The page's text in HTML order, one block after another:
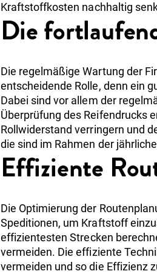
Kraftstoffkosten nachhaltig
Die
Die regelmäßige Wartung der
entscheidende Rolle, denn ein
Dabei sind vor allem der
Überprüfung des Reifendrucks
Rollwiderstand verringern und
die sind im Rahmen der
Effiziente
Die Optimierung der
Speditionen, um Kraftstoff
effizientesten Strecken
vermeiden. Die effiziente
vermeiden und so die Effizienz